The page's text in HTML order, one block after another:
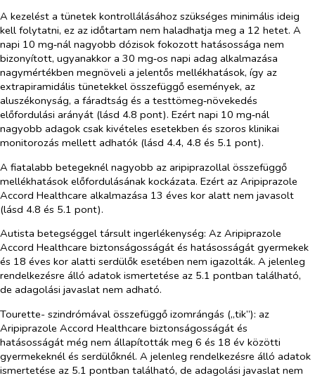
A kezelést a tünetek kontrollálásához szükséges minimális ideig
kell folytatni, ez az időtartam nem haladhatja meg a 12 hetet. A
napi 10 mg‑nál nagyobb dózisok fokozott hatásossága nem
bizonyított, ugyanakkor a 30 mg‑os napi adag alkalmazása
nagymértékben megnöveli a jelentős mellékhatások, így az
extrapiramidális tünetekkel összefüggő események, az
aluszékonyság, a fáradtság és a testtömeg‑növekedés
előfordulási arányát (lásd 4.8 pont). Ezért napi 10 mg‑nál
nagyobb adagok csak kivételes esetekben és szoros klinikai
monitorozás mellett adhatók (lásd 4.4, 4.8 és 5.1 pont).
A fiatalabb betegeknél nagyobb az aripiprazollal összefüggő
mellékhatások előfordulásának kockázata. Ezért az Aripiprazole
Accord Healthcare alkalmazása 13 éves kor alatt nem javasolt
(lásd 4.8 és 5.1 pont).
Autista betegséggel társult ingerlékenység: Az Aripiprazole
Accord Healthcare biztonságosságát és hatásosságát gyermekek
és 18 éves kor alatti serdülők esetében nem igazolták. A jelenleg
rendelkezésre álló adatok ismertetése az 5.1 pontban található,
de adagolási javaslat nem adható.
Tourette- szindrómával összefüggő izomrángás („tik”): az
Aripiprazole Accord Healthcare biztonságosságát és
hatásosságát még nem állapították meg 6 és 18 év közötti
gyermekeknél és serdülőknél. A jelenleg rendelkezésre álló adatok
ismertetése az 5.1 pontban található, de adagolási javaslat nem